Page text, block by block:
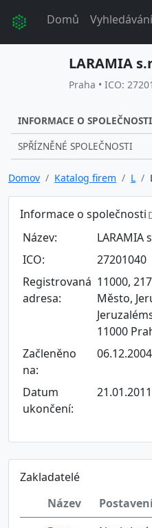
Domů Vyhledávání
LARAMIA
Praha • ICO:
INFORMACE O SPOLEČNOSTI
SPŘÍZNĚNÉ SPOLEČNOSTI
Domov Katalog firem L
Informace o společnosti
Název:
LARAMIA
ICO:
27201040
Registrovaná
adresa:
11000,
Město,
11000
Začleněno
na:
06.12.2004
Datum
ukončení:
21.01.2011
Zakladatelé
Název